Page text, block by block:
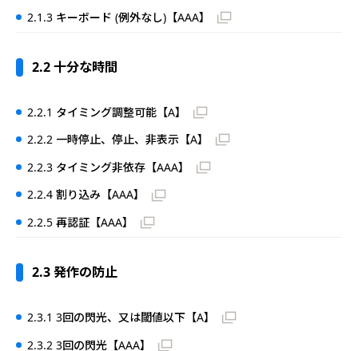
2.1.3 キーボード (例外なし)【AAA】
2.2 十分な時間
2.2.1 タイミング調整可能【A】
2.2.2 一時停止、停止、非表示【A】
2.2.3 タイミング非依存【AAA】
2.2.4 割り込み【AAA】
2.2.5 再認証【AAA】
2.3 発作の防止
2.3.1 3回の閃光、又は閾値以下【A】
2.3.2 3回の閃光【AAA】